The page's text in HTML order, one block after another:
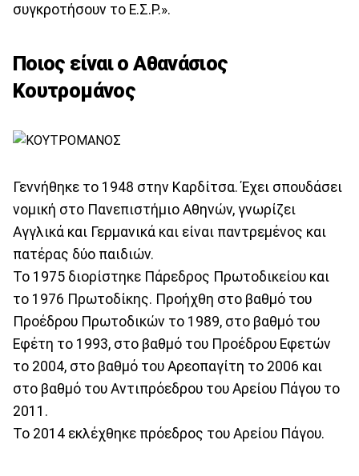
συγκροτήσουν το Ε.Σ.Ρ.».
Ποιος είναι ο Αθανάσιος
Κουτρομάνος
Γεννήθηκε το 1948 στην Καρδίτσα. Έχει σπουδάσει
νομική στο Πανεπιστήμιο Αθηνών, γνωρίζει
Αγγλικά και Γερμανικά και είναι παντρεμένος και
πατέρας δύο παιδιών.
Το 1975 διορίστηκε Πάρεδρος Πρωτοδικείου και
το 1976 Πρωτοδίκης. Προήχθη στο βαθμό του
Προέδρου Πρωτοδικών το 1989, στο βαθμό του
Εφέτη το 1993, στο βαθμό του Προέδρου Εφετών
το 2004, στο βαθμό του Αρεοπαγίτη το 2006 και
στο βαθμό του Αντιπρόεδρου του Αρείου Πάγου το
2011.
Το 2014 εκλέχθηκε πρόεδρος του Αρείου Πάγου.